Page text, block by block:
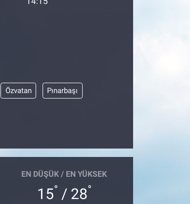
Özvatan Pınarbaşı
EN DÜŞÜK / EN YÜKSEK
15° / 28°